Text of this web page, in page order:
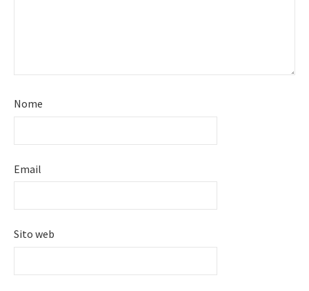
Nome
Email
Sito web